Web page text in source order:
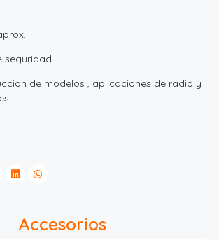
seguridad .
de modelos , aplicaciones de radio y
.
Accesorios